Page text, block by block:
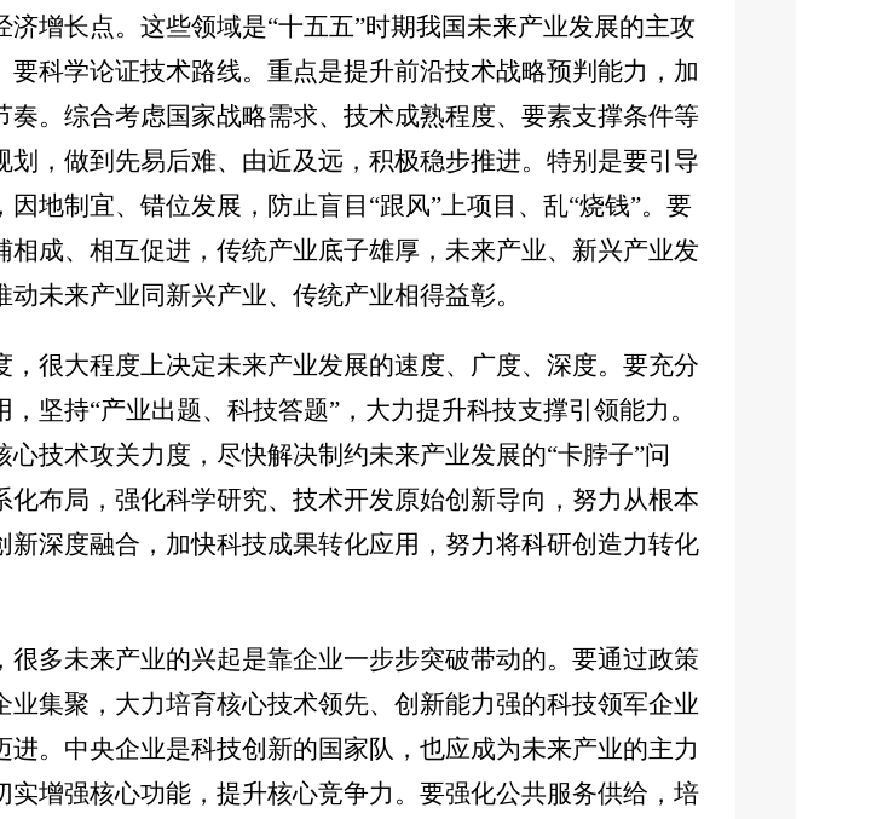
增长点。这些领域是“十五五”时期我国未来产业发展的主攻
科学论证技术路线。重点是提升前沿技术战略预判能力，加
。综合考虑国家战略需求、技术成熟程度、要素支撑条件等
，做到先易后难、由近及远，积极稳步推进。特别是要引导
地制宜、错位发展，防止盲目“跟风”上项目、乱“烧钱”。要
成、相互促进，传统产业底子雄厚，未来产业、新兴产业发
未来产业同新兴产业、传统产业相得益彰。
，很大程度上决定未来产业发展的速度、广度、深度。要充分
坚持“产业出题、科技答题”，大力提升科技支撑引领能力。
技术攻关力度，尽快解决制约未来产业发展的“卡脖子”问
布局，强化科学研究、技术开发原始创新导向，努力从根本
深度融合，加快科技成果转化应用，努力将科研创造力转化
很多未来产业的兴起是靠企业一步步突破带动的。要通过政策
集聚，大力培育核心技术领先、创新能力强的科技领军企业
。中央企业是科技创新的国家队，也应成为未来产业的主力
增强核心功能，提升核心竞争力。要强化公共服务供给，培